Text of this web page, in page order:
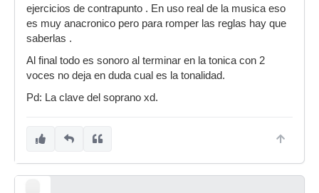
ejercicios de contrapunto . En uso real de la musica eso
es muy anacronico pero para romper las reglas hay que
saberlas .
Al final todo es sonoro al terminar en la tonica con 2
voces no deja en duda cual es la tonalidad.
Pd: La clave del soprano xd.